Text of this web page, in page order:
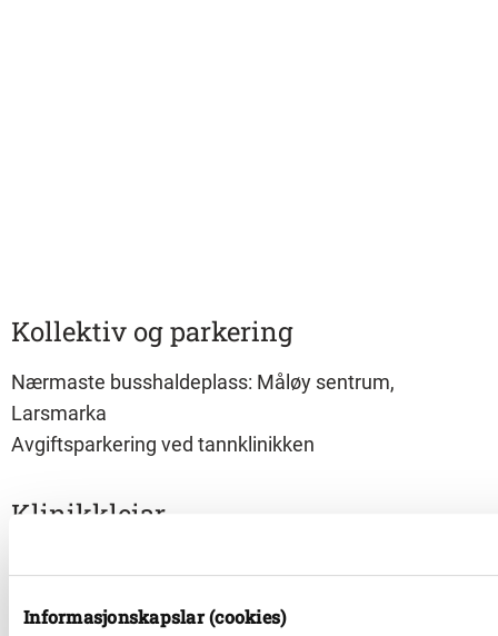
Informasjonskapslar (cookies)
Kollektiv og parkering
Nærmaste busshaldeplass: Måløy sentrum,
Larsmarka
Avgiftsparkering ved tannklinikken
Klinikkleiar